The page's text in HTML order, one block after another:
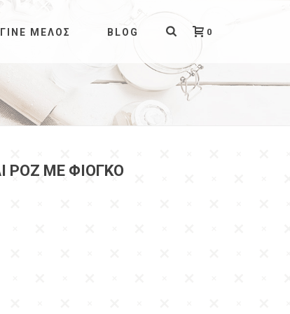
ΓΊΝΕ ΜΈΛΟΣ BLOG 0
ΡΟΖ ΜΕ ΦΙΌΓΚΟ